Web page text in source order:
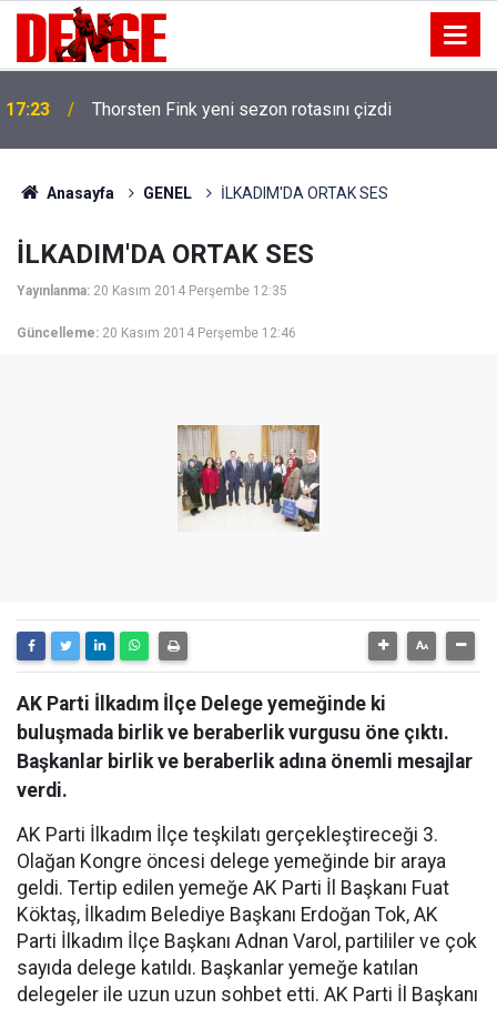
17:23 Thorsten Fink yeni sezon rotasını çizdi
Anasayfa GENEL İLKADIM'DA ORTAK SES
İLKADIM'DA ORTAK SES
Yayınlanma: 20 Kasım 2014 Perşembe 12:35
Güncelleme: 20 Kasım 2014 Perşembe 12:46
AK Parti İlkadım İlçe Delege yemeğinde ki
buluşmada birlik ve beraberlik vurgusu öne çıktı.
Başkanlar birlik ve beraberlik adına önemli mesajlar
verdi.
AK Parti İlkadım İlçe teşkilatı gerçekleştireceği 3.
Olağan Kongre öncesi delege yemeğinde bir araya
geldi. Tertip edilen yemeğe AK Parti İl Başkanı Fuat
Köktaş, İlkadım Belediye Başkanı Erdoğan Tok, AK
Parti İlkadım İlçe Başkanı Adnan Varol, partililer ve çok
sayıda delege katıldı. Başkanlar yemeğe katılan
delegeler ile uzun uzun sohbet etti. AK Parti İl Başkanı